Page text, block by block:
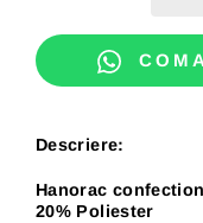
Descriere:
Hanorac
20% Poliester